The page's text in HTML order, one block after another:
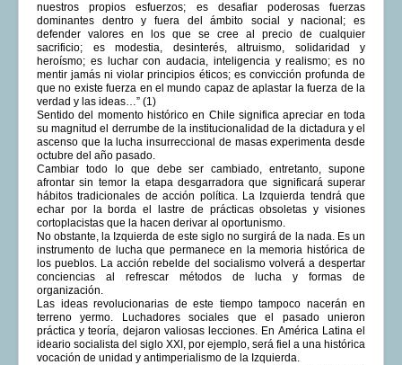
nuestros propios esfuerzos; es desafiar poderosas fuerzas
dominantes dentro y fuera del ámbito social y nacional; es
defender valores en los que se cree al precio de cualquier
sacrificio; es modestia, desinterés, altruismo, solidaridad y
heroísmo; es luchar con audacia, inteligencia y realismo; es no
mentir jamás ni violar principios éticos; es convicción profunda de
que no existe fuerza en el mundo capaz de aplastar la fuerza de la
verdad y las ideas…” (1)
Sentido del momento histórico en Chile significa apreciar en toda
su magnitud el derrumbe de la institucionalidad de la dictadura y el
ascenso que la lucha insurreccional de masas experimenta desde
octubre del año pasado.
Cambiar todo lo que debe ser cambiado, entretanto, supone
afrontar sin temor la etapa desgarradora que significará superar
hábitos tradicionales de acción política. La Izquierda tendrá que
echar por la borda el lastre de prácticas obsoletas y visiones
cortoplacistas que la hacen derivar al oportunismo.
No obstante, la Izquierda de este siglo no surgirá de la nada. Es un
instrumento de lucha que permanece en la memoria histórica de
los pueblos. La acción rebelde del socialismo volverá a despertar
conciencias al refrescar métodos de lucha y formas de
organización.
Las ideas revolucionarias de este tiempo tampoco nacerán en
terreno yermo. Luchadores sociales que el pasado unieron
práctica y teoría, dejaron valiosas lecciones. En América Latina el
ideario socialista del siglo XXI, por ejemplo, será fiel a una histórica
vocación de unidad y antimperialismo de la Izquierda.